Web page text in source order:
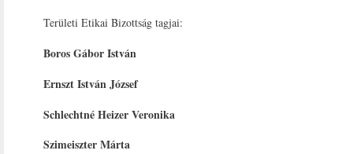
Területi Etikai Bizottság tagjai:
Boros Gábor István
Ernszt István József
Schlechtné Heizer Veronika
Szimeiszter Márta